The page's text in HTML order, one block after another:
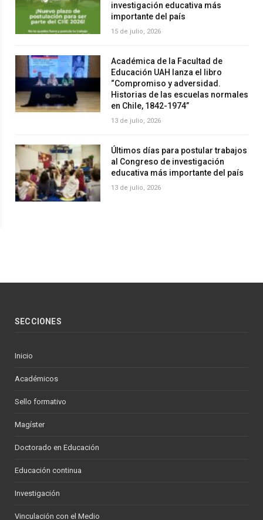
investigación educativa más
importante del país
15 de julio, 2026
Académica de la Facultad de
Educación UAH lanza el libro
“Compromiso y adversidad.
Historias de las escuelas normales
en Chile, 1842-1974”
13 de julio, 2026
Últimos días para postular trabajos
al Congreso de investigación
educativa más importante del país
13 de julio, 2026
SECCIONES
Inicio
Académicos
Sello formativo
Magíster
Doctorado en Educación
Educación continua
Investigación
Vinculación con el Medio